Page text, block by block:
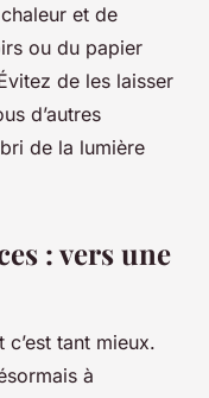
et de
ou du papier
de les laisser
d’autres
de la lumière
: vers une
tant mieux.
à